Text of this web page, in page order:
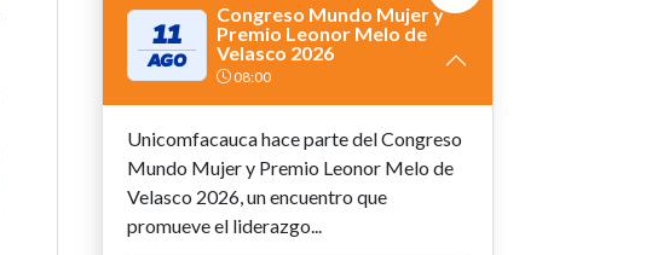
11
AGO
Congreso Mundo Mujer y
Premio Leonor Melo de
Velasco 2026
08:00
Unicomfacauca hace parte del Congreso
Mundo Mujer y Premio Leonor Melo de
Velasco 2026, un encuentro que
promueve el liderazgo...